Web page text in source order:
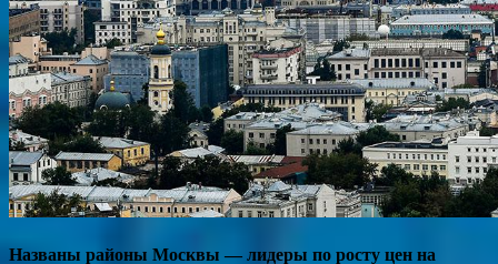
Названы районы Москвы — лидеры по росту цен на